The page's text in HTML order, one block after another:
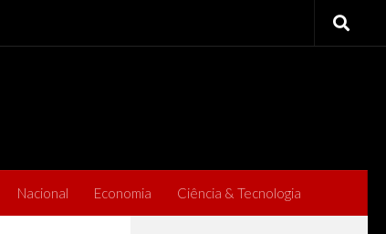
Nacional Economia Ciência & Tecnologia